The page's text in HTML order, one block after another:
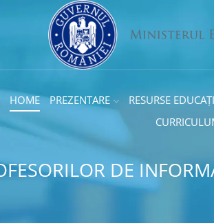
HOME PREZENTARE RESURSE
DE